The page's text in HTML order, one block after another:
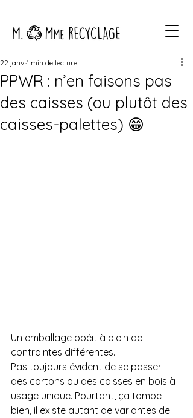
PPWR : n’en faisons pas
des caisses (ou plutôt des
caisses-palettes) 😁
22 janv.1 min de lecture
Un emballage obéit à plein de
contraintes différentes.
Pas toujours évident de se passer
des cartons ou des caisses en bois à
usage unique. Pourtant, ça tombe
bien, il existe autant de variantes de